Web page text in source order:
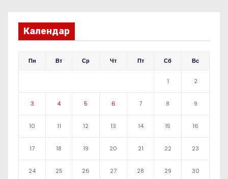
Календар
Пн Вт Ср Чт Пт Сб Вс
1 2
3 4 5 6 7 8 9
10 11 12 13 14 15 16
17 18 19 20 21 22 23
24 25 26 27 28 29 30